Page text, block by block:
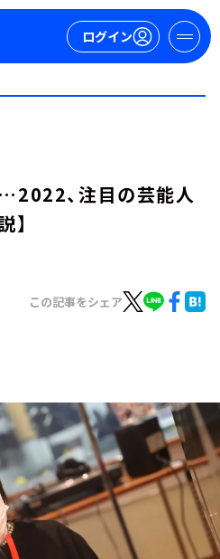
ログイン
、注目の芸能人
】
この記事をシェア